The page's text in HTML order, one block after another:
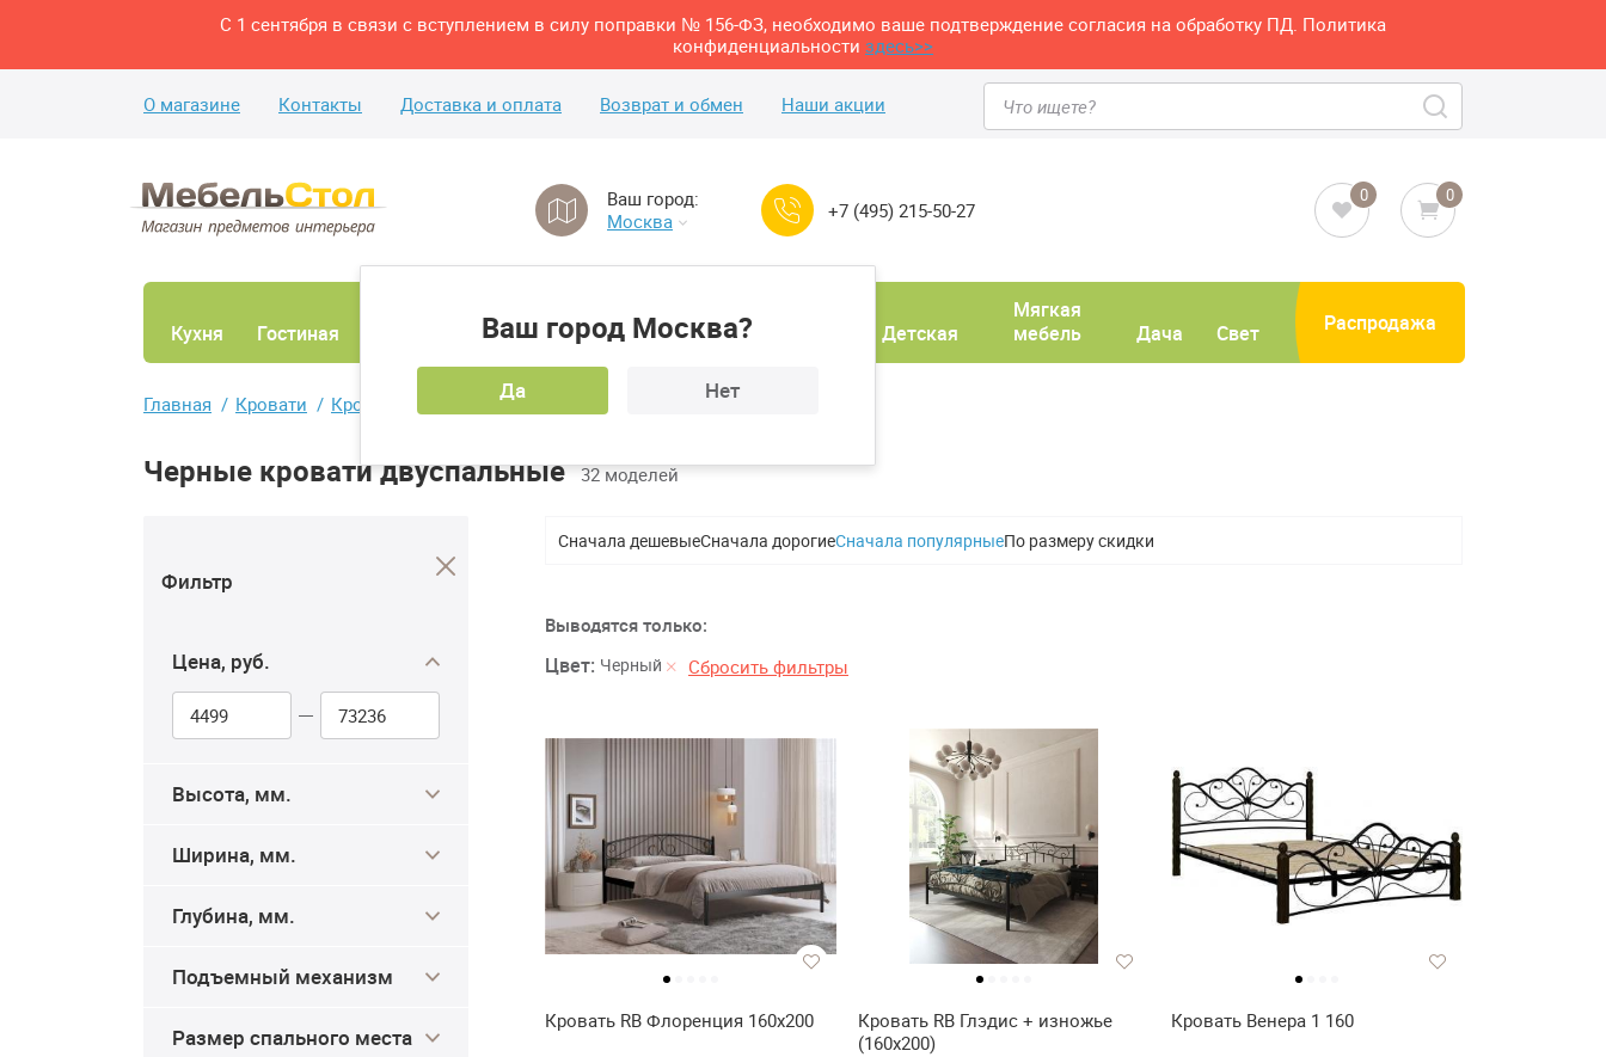
С 1 сентября в связи с вступлением в силу поправки № 156-ФЗ, необходимо ваше подтверждение согласия на обработку ПД. Политика
конфиденциальности здесь>>
О магазине Контакты Доставка и оплата Возврат и обмен Наши акции
Ваш город:
Москва
Ваш город Москва?
Да Нет
+7 (495) 215-50-27
0 0
Кухня Гостиная Спальня
кабинет
Детская
Мягкая
мебель
Дача Свет Распродажа
Главная Кровати Кровати двуспальные
Черные кровати двуспальные 32 моделей
Сначала дешевыеСначала дорогиеСначала популярныеПо размеру скидки
Выводятся только:
Цвет: Черный Сбросить фильтры
Кровать RB Флоренция 160х200
Кровать RB Глэдис + изножье
(160х200)
Кровать Венера 1 160
Фильтр
Цена, руб.
Высота, мм.
Ширина, мм.
Глубина, мм.
Подъемный механизм
Размер спального места